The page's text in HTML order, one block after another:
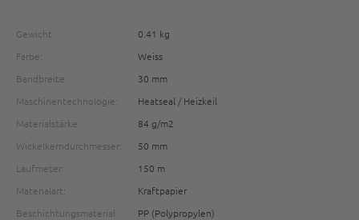
Gewicht
0.41 kg
Farbe:
Weiss
Bandbreite:
30 mm
Maschinentechnologie:
Heatseal / Heizkeil
Materialstärke:
84 g/m2
Wickelkerndurchmesser:
50 mm
Laufmeter:
150 m
Materialart:
Kraftpapier
Beschichtungsmaterial:
PP (Polypropylen)